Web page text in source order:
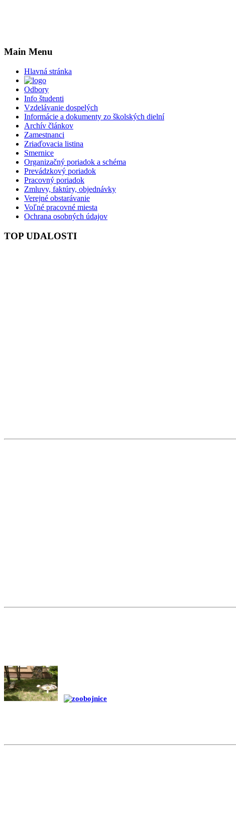
Main Menu
Hlavná stránka
Odbory
Info študenti
Vzdelávanie dospelých
Informácie a dokumenty zo školských dielní
Archív článkov
Zamestnanci
Zriaďovacia listina
Smernice
Organizačný poriadok a schéma
Prevádzkový poriadok
Pracovný poriadok
Zmluvy, faktúry, objednávky
Verejné obstarávanie
Voľné pracovné miesta
Ochrana osobných údajov
TOP UDALOSTI